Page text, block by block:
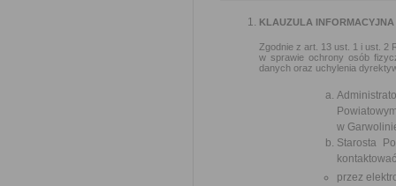
KLAUZULA INFORMACYJNA
Zgodnie z art. 13 ust. 1 i ust. 2
w sprawie ochrony osób
danych oraz uchylenia
w
Starosta
przez